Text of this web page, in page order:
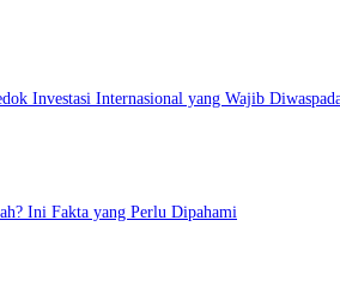
Investasi Internasional yang Wajib
Ini Fakta yang Perlu Dipahami